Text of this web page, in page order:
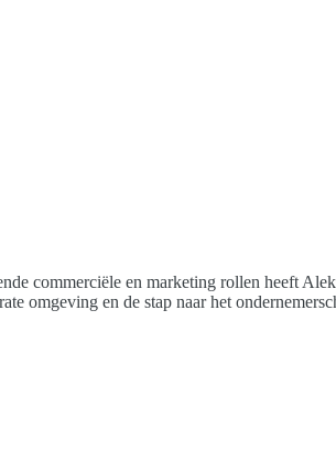
commerciële en marketing rollen heeft
omgeving en de stap naar het